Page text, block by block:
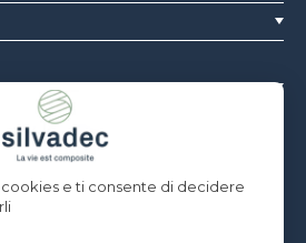
cookies e ti consente di decidere